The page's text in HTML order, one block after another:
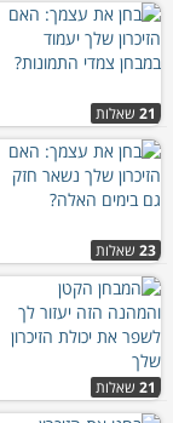
21 שאלות
23 שאלות
21 שאלות